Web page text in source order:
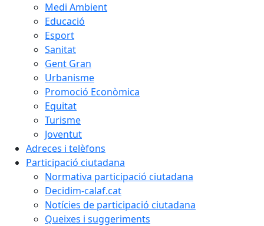
Medi Ambient
Educació
Esport
Sanitat
Gent Gran
Urbanisme
Promoció Econòmica
Equitat
Turisme
Joventut
Adreces i telèfons
Participació ciutadana
Normativa participació ciutadana
Decidim-calaf.cat
Notícies de participació ciutadana
Queixes i suggeriments